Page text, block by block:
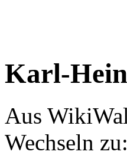
Karl-
Aus
Wechseln zu: